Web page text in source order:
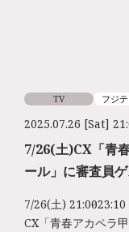
2025.07.26 [Sat]
TV フジ
7/26(土)CX「青
ール」に審査員
7/26(土) 21:00～23:10
CX「青春アカペラ